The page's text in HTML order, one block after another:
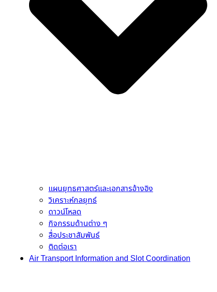
แผนยุทธศาสตร์และเอกสารอ้างอิง
วิเคราะห์กลยุทธ์
ดาวน์โหลด
กิจกรรมด้านต่าง ๆ
สื่อประชาสัมพันธ์
ติดต่อเรา
Air Transport Information and Slot Coordination